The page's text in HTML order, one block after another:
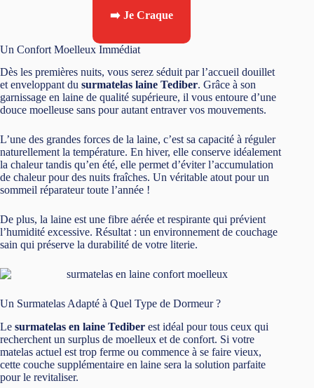
➡️ Je Craque
Un Confort Moelleux Immédiat
Dès les premières nuits, vous serez séduit par l’accueil douillet
et enveloppant du surmatelas laine Tediber. Grâce à son
garnissage en laine de qualité supérieure, il vous entoure d’une
douce moelleuse sans pour autant entraver vos mouvements.
L’une des grandes forces de la laine, c’est sa capacité à réguler
naturellement la température. En hiver, elle conserve idéalement
la chaleur tandis qu’en été, elle permet d’éviter l’accumulation
de chaleur pour des nuits fraîches. Un véritable atout pour un
sommeil réparateur toute l’année !
De plus, la laine est une fibre aérée et respirante qui prévient
l’humidité excessive. Résultat : un environnement de couchage
sain qui préserve la durabilité de votre literie.
Un Surmatelas Adapté à Quel Type de Dormeur ?
Le surmatelas en laine Tediber est idéal pour tous ceux qui
recherchent un surplus de moelleux et de confort. Si votre
matelas actuel est trop ferme ou commence à se faire vieux,
cette couche supplémentaire en laine sera la solution parfaite
pour le revitaliser.